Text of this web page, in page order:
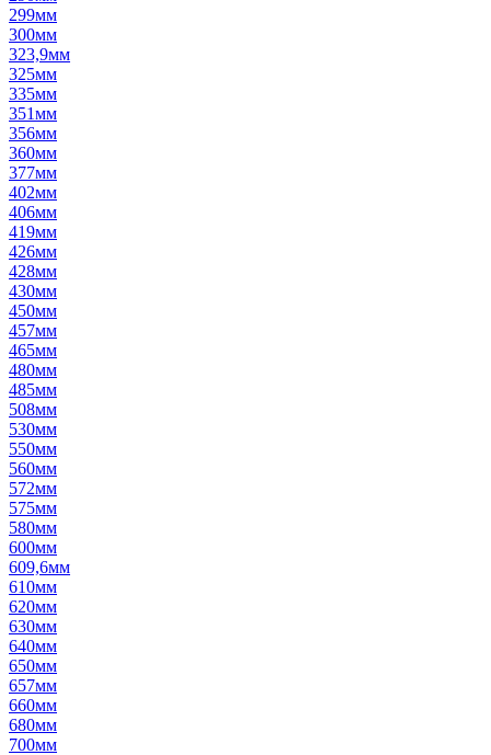
299мм
300мм
323,9мм
325мм
335мм
351мм
356мм
360мм
377мм
402мм
406мм
419мм
426мм
428мм
430мм
450мм
457мм
465мм
480мм
485мм
508мм
530мм
550мм
560мм
572мм
575мм
580мм
600мм
609,6мм
610мм
620мм
630мм
640мм
650мм
657мм
660мм
680мм
700мм